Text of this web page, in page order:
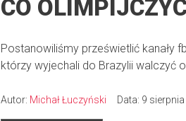
CO
Postanowiliśmy prześwietlić kanały
którzy wyjechali do Brazylii walczyć
Autor: Michał Łuczyński Data: 9 sierpnia